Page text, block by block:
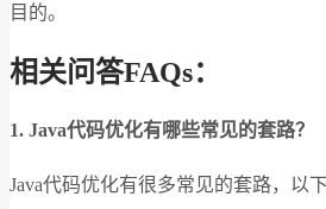
目的。
相关问答FAQs：
1. Java代码优化有哪些常见的套路？
Java代码优化有很多常见的套路，以